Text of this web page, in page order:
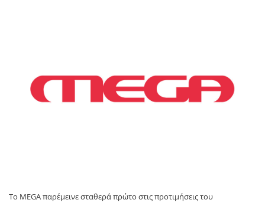
Το MEGA παρέμεινε σταθερά πρώτο στις προτιμήσεις του